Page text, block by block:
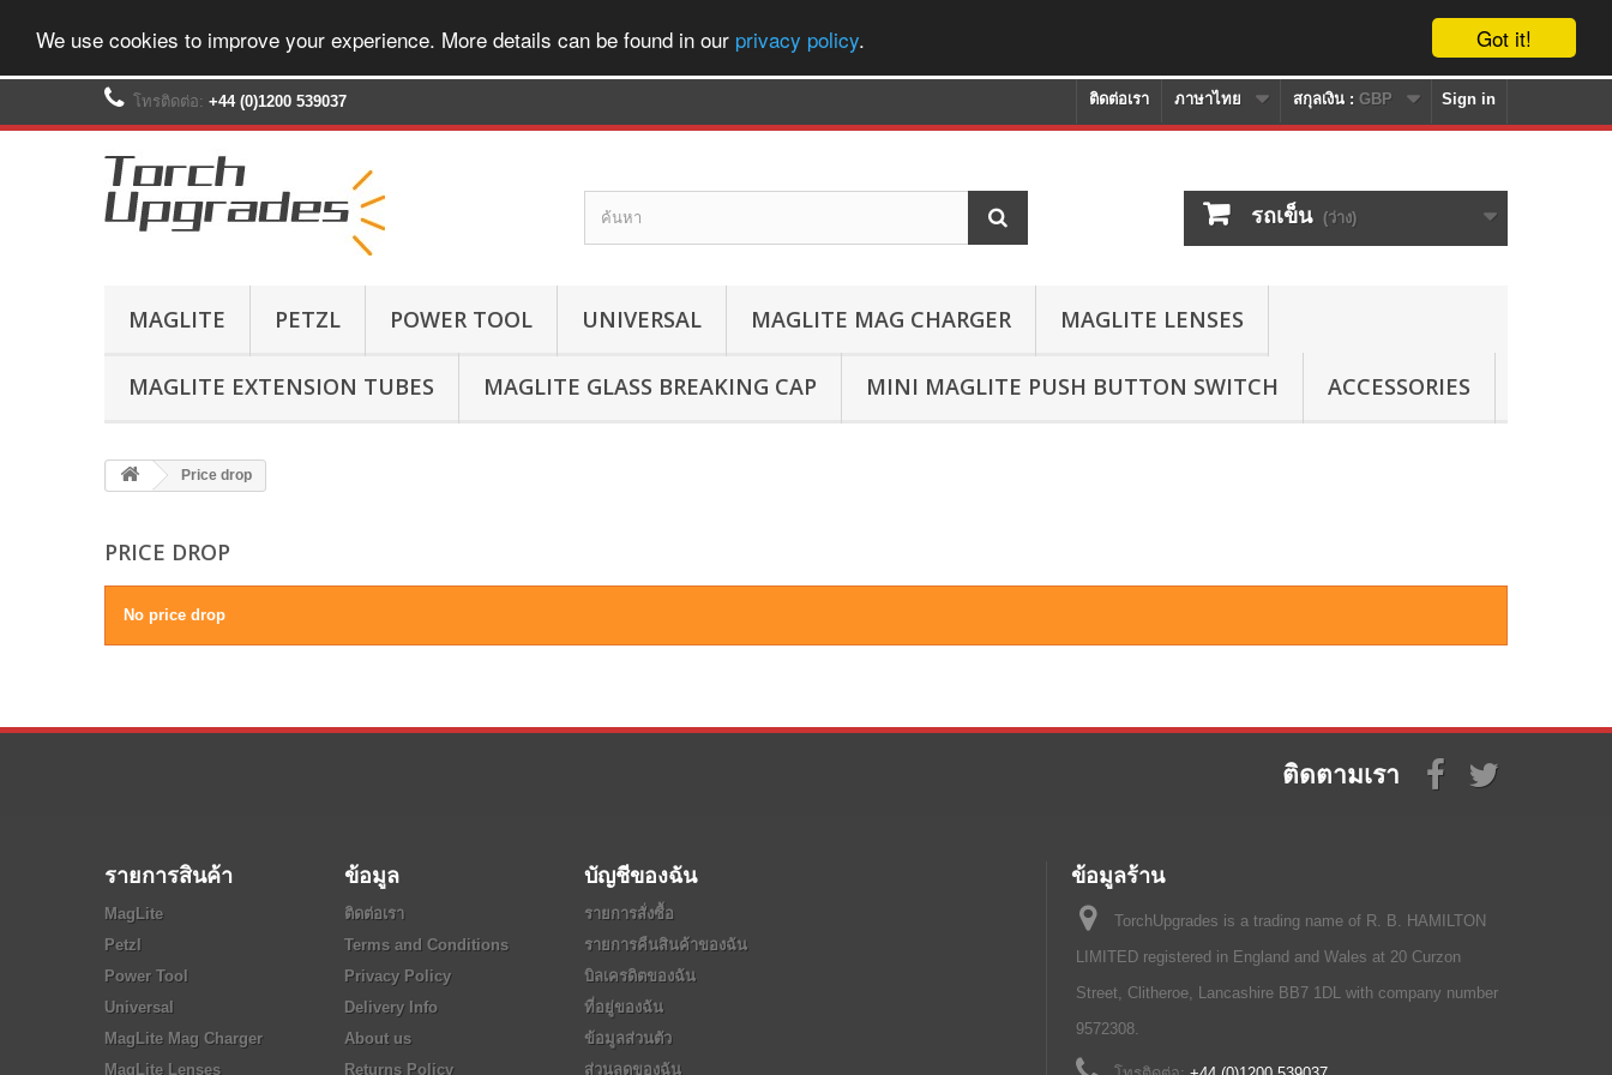
Got it!
We use cookies to improve your experience. More details can be found in our privacy policy.
Sign in
สกุลเงิน : GBP
ภาษาไทย
ติดต่อเรา
โทรติดต่อ: +44 (0)1200 539037‬
รถเข็น (ว่าง)
MAGLITE PETZL POWER TOOL UNIVERSAL MAGLITE MAG CHARGER MAGLITE LENSES
MAGLITE EXTENSION TUBES MAGLITE GLASS BREAKING CAP MINI MAGLITE PUSH BUTTON SWITCH ACCESSORIES
Price drop
PRICE DROP
No price drop
ติดตามเรา
รายการสินค้า
MagLite
Petzl
Power Tool
Universal
MagLite Mag Charger
MagLite Lenses
ข้อมูล
ติดต่อเรา
Terms and Conditions
Privacy Policy
Delivery Info
About us
Returns Policy
บัญชีของฉัน
รายการสั่งซื้อ
รายการคืนสินค้าของฉัน
บิลเครดิตของฉัน
ที่อยู่ของฉัน
ข้อมูลส่วนตัว
ส่วนลดของฉัน
ข้อมูลร้าน
TorchUpgrades is a trading name of R. B. HAMILTON
LIMITED registered in England and Wales at 20 Curzon
Street, Clitheroe, Lancashire BB7 1DL with company number
9572308.